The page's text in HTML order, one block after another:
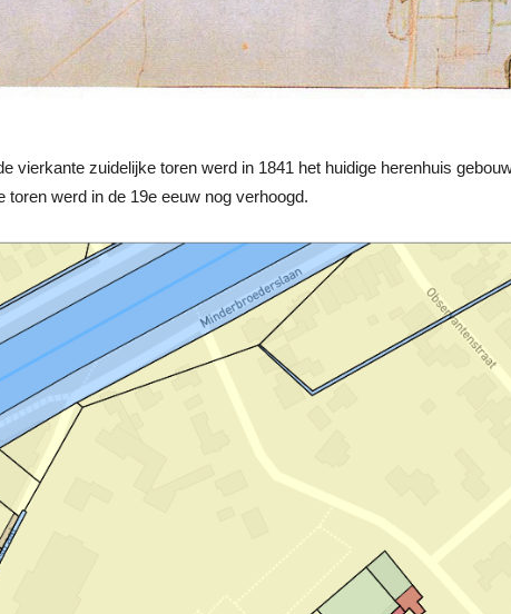
vierkante zuidelijke toren werd in 1841 het huidige herenhuis
toren werd in de 19e eeuw nog verhoogd.